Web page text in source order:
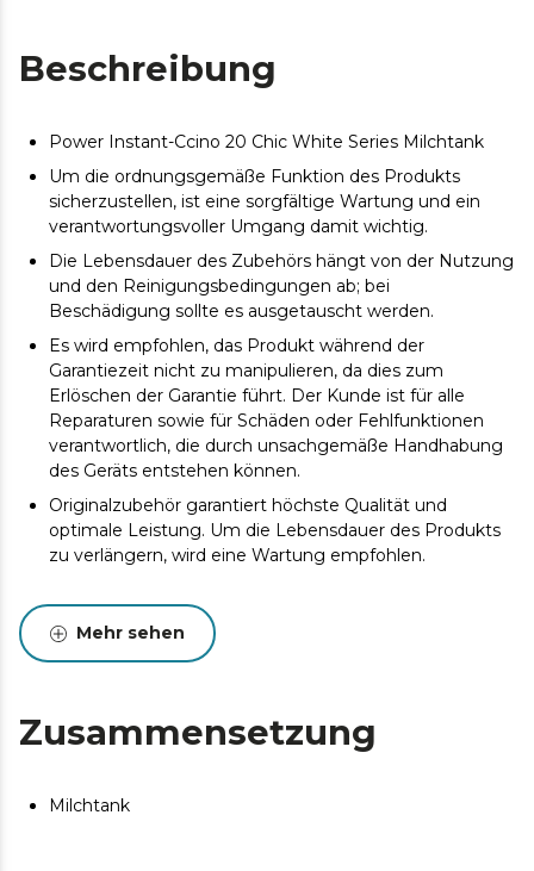
Beschreibung
Power Instant-Ccino 20 Chic White Series Milchtank
Um die ordnungsgemäße Funktion des Produkts
sicherzustellen, ist eine sorgfältige Wartung und ein
verantwortungsvoller Umgang damit wichtig.
Die Lebensdauer des Zubehörs hängt von der Nutzung
und den Reinigungsbedingungen ab; bei
Beschädigung sollte es ausgetauscht werden.
Es wird empfohlen, das Produkt während der
Garantiezeit nicht zu manipulieren, da dies zum
Erlöschen der Garantie führt. Der Kunde ist für alle
Reparaturen sowie für Schäden oder Fehlfunktionen
verantwortlich, die durch unsachgemäße Handhabung
des Geräts entstehen können.
Originalzubehör garantiert höchste Qualität und
optimale Leistung. Um die Lebensdauer des Produkts
zu verlängern, wird eine Wartung empfohlen.
Mehr sehen
Zusammensetzung
Milchtank